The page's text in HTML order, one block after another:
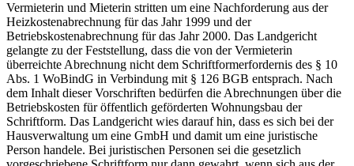
Vermieterin und Mieterin stritten um eine Nachforderung aus der
Heizkostenabrechnung für das Jahr 1999 und der
Betriebskostenabrechnung für das Jahr 2000. Das Landgericht
gelangte zu der Feststellung, dass die von der Vermieterin
überreichte Abrechnung nicht dem Schriftformerfordernis des § 10
Abs. 1 WoBindG in Verbindung mit § 126 BGB entsprach. Nach
dem Inhalt dieser Vorschriften bedürfen die Abrechnungen über die
Betriebskosten für öffentlich geförderten Wohnungsbau der
Schriftform. Das Landgericht wies darauf hin, dass es sich bei der
Hausverwaltung um eine GmbH und damit um eine juristische
Person handele. Bei juristischen Personen sei die gesetzlich